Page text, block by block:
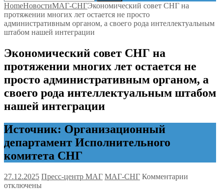
HomeНовостиМАГ-СНГЭкономический совет СНГ на
протяжении многих лет остается не просто
административным органом, а своего рода интеллектуальным
штабом нашей интеграции
Экономический совет СНГ на
протяжении многих лет остается не
просто административным органом, а
своего рода интеллектуальным штабом
нашей интеграции
Источник: Организационный
департамент Исполнительного
комитета СНГ
27.12.2025 Пресс-центр МАГ МАГ-СНГ Комментарии
отключены